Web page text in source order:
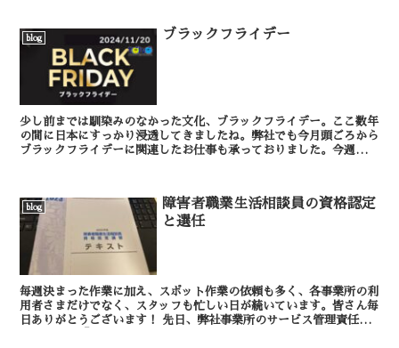
blog ブラックフライデー
少し前までは馴染みのなかった文化、ブラックフライデー。ここ数年
の間に日本にすっかり浸透してきましたね。弊社でも今月頭ごろから
ブラックフライデーに関連したお仕事も承っておりました。今週に入
blog
障害者職業生活相談員の資格認定
と選任
毎週決まった作業に加え、スポット作業の依頼も多く、各事業所の利
用者さまだけでなく、スタッフも忙しい日が続いています。皆さん毎
日ありがとうございます！ 先日、弊社事業所のサービス管理責任者